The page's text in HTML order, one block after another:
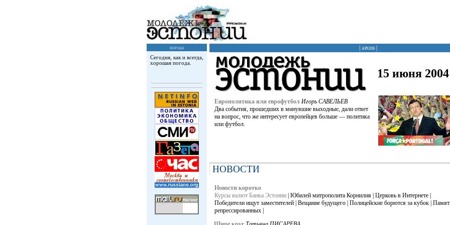
погода
Сегодня, как и всегда,
хорошая погода.
архив
15 июня 2004
Европолитика или еврофутбол Игорь САВЕЛЬЕВ
Два события, прошедших в минувшие выходные, дали ответ
на вопрос, что же интересует европейцев больше — политика
или футбол.
НОВОСТИ
Новости коротко
Куpсы валют Банка Эстонии | Юбилей митрополита Корнилия | Церковь в Интернете |
Победители ищут заместителей | Вещание будущего | Полицейские борются за кубок |
репрессированных |